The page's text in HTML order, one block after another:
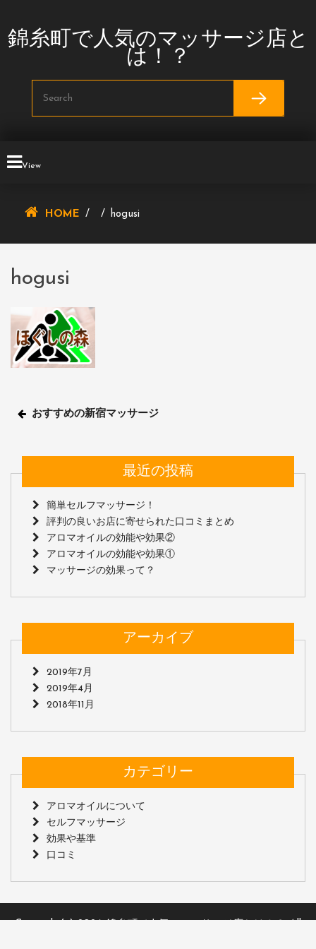
Content
錦糸町で人気のマッサージ店と
は！？
View
HOME / / hogusi
hogusi
投
ビ
ゲ
シ
ョ
ン
おすすめの新宿マッサージ
最近の投稿
簡単セルフマッサージ！
評判の良いお店に寄せられた口コミまとめ
アロマオイルの効能や効果②
アロマオイルの効能や効果①
マッサージの効果って？
アーカイブ
2019年7月
2019年4月
2018年11月
カテゴリー
アロマオイルについて
セルフマッサージ
効果や基準
口コミ